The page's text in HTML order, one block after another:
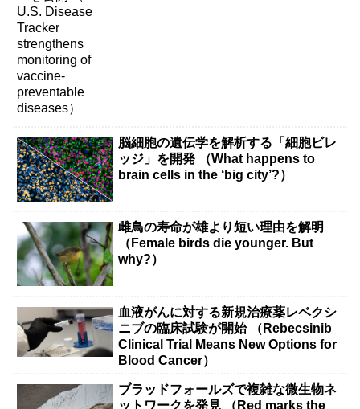
脳細胞の遺伝学を解析する「細胞ビレ
ッジ」を開発 （What happens to
brain cells in the ‘big city’?）
雌鳥の寿命が雄より短い理由を解明
（Female birds die younger. But
why?）
血液がんに対する新規治療薬レベクシ
ニブの臨床試験が開始 （Rebecsinib
Clinical Trial Means New Options for
Blood Cancer）
ブラッドフォールズで複雑な微生物ネ
ットワークを発見 （Red marks the